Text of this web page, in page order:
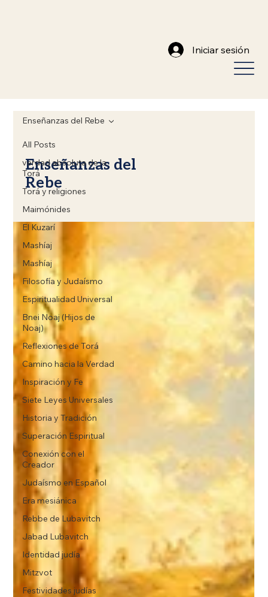
Iniciar sesión
All Posts
verdad absoluta de la
Torá
Torá y religiones
Maimónides
El Kuzarí
Mashíaj
Mashíaj
Filosofía y Judaísmo
Espiritualidad Universal
Bnei Noaj (Hijos de
Noaj)
Reflexiones de Torá
Camino hacia la Verdad
Inspiración y Fe
Siete Leyes Universales
Historia y Tradición
Superación Espiritual
Conexión con el
Creador
Judaísmo en Español
Era mesiánica
Rebbe de Lubavitch
Jabad Lubavitch
Identidad judía
Mitzvot
Festividades judías
Enseñanzas del Rebe
Enseñanzas del
Rebe